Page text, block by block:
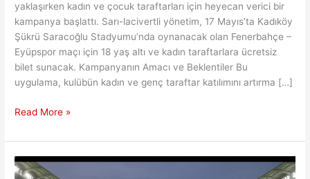
yaklaşırken kadın ve çocuk taraftarları için heyecan verici bir
kampanya başlattı. Sarı-lacivertli yönetim, 17 Mayıs’ta Kadıköy
Şükrü Saracoğlu Stadyumu’nda oynanacak olan Fenerbahçe –
Eyüpspor maçı için 18 yaş altı ve kadın taraftarlara ücretsiz
bilet sunacak. Kampanyanın Amacı ve Beklentiler Bu
uygulama, kulübün kadın ve genç taraftar katılımını artırma […]
Fenerbahçe
ve
Çocuklara
Özel
Read More »